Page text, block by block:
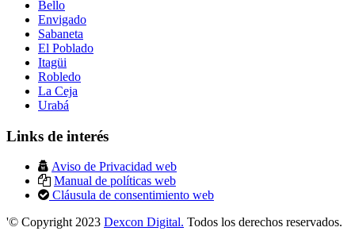
Bello
Envigado
Sabaneta
El Poblado
Itagüi
Robledo
La Ceja
Urabá
Links de interés
Aviso de Privacidad web
Manual de políticas web
Cláusula de consentimiento web
'© Copyright 2023 Dexcon Digital. Todos los derechos reservados.